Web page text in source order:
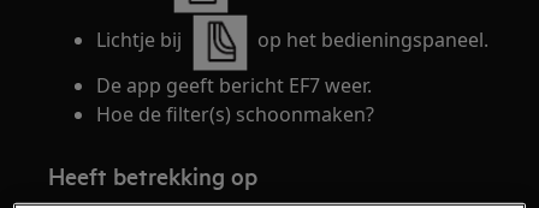
Lichtje bij
op het bedieningspaneel.
De app geeft bericht EF7 weer.
Hoe de filter(s) schoonmaken?
Heeft betrekking op